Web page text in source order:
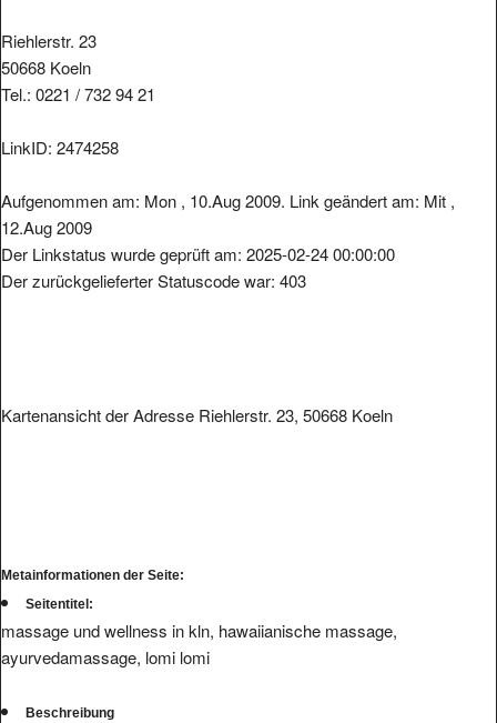
Riehlerstr. 23
50668 Koeln
Tel.: 0221 / 732 94 21
LinkID: 2474258
Aufgenommen am: Mon , 10.Aug 2009. Link geändert am: Mit ,
12.Aug 2009
Der Linkstatus wurde geprüft am: 2025-02-24 00:00:00
Der zurückgelieferter Statuscode war: 403
Kartenansicht der Adresse Riehlerstr. 23, 50668 Koeln
Metainformationen der Seite:
Seitentitel:
massage und wellness in kln, hawaiianische massage,
ayurvedamassage, lomi lomi
Beschreibung